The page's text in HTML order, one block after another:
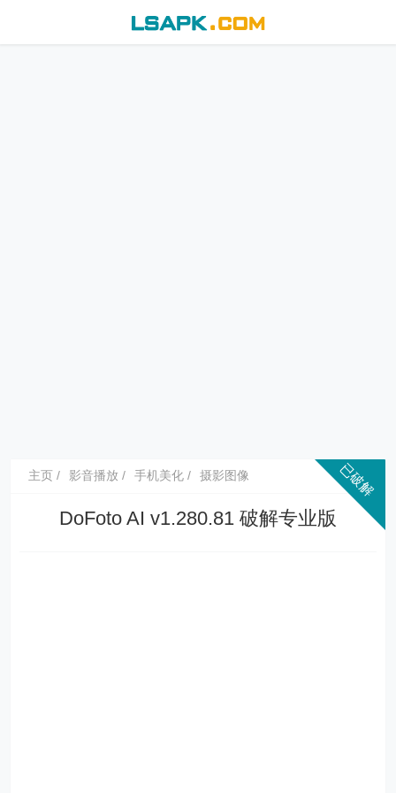
主页 影音播放 手机美化 摄影图像
DoFoto AI v1.280.81 破解专业版